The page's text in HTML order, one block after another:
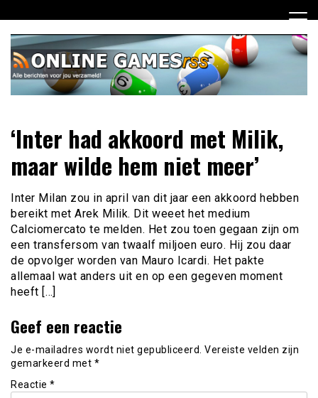
naar
inhoud
Online Games RSS
verzameld
‘Inter had akkoord met Milik,
maar wilde hem niet meer’
Inter Milan zou in april van dit jaar een akkoord hebben
bereikt met Arek Milik. Dit weeet het medium
Calciomercato te melden. Het zou toen gegaan zijn om
een transfersom van twaalf miljoen euro. Hij zou daar
de opvolger worden van Mauro Icardi. Het pakte
allemaal wat anders uit en op een gegeven moment
heeft […]
Geef een reactie
Je e-mailadres wordt niet gepubliceerd. Vereiste velden zijn
gemarkeerd met *
Reactie *